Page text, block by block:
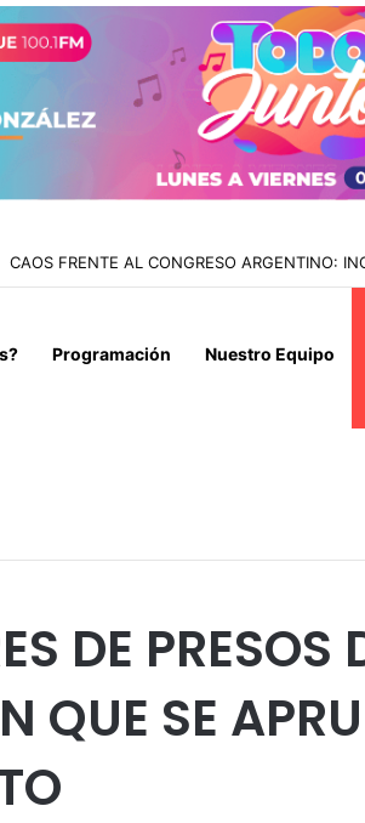
CAOS FRENTE AL CONGRESO ARGENTINO:
Programación Nuestro Equipo
DE PRESOS
QUE SE